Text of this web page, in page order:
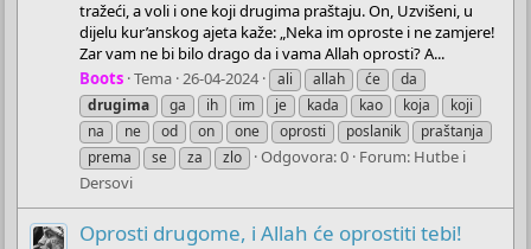
tražeći, a voli i one koji drugima praštaju. On, Uzvišeni, u
dijelu kur’anskog ajeta kaže: „Neka im oproste i ne zamjere!
Zar vam ne bi bilo drago da i vama Allah oprosti? A...
Boots Tema 26-04-2024 ali allah će
da
drugima
ga ih im je kada kao koja
koji
na
ne od on one oprosti poslanik
praštanja
prema
se za zlo Odgovora: 0 Forum: Hutbe i
Dersovi
Oprosti drugome, i Allah će oprostiti tebi!